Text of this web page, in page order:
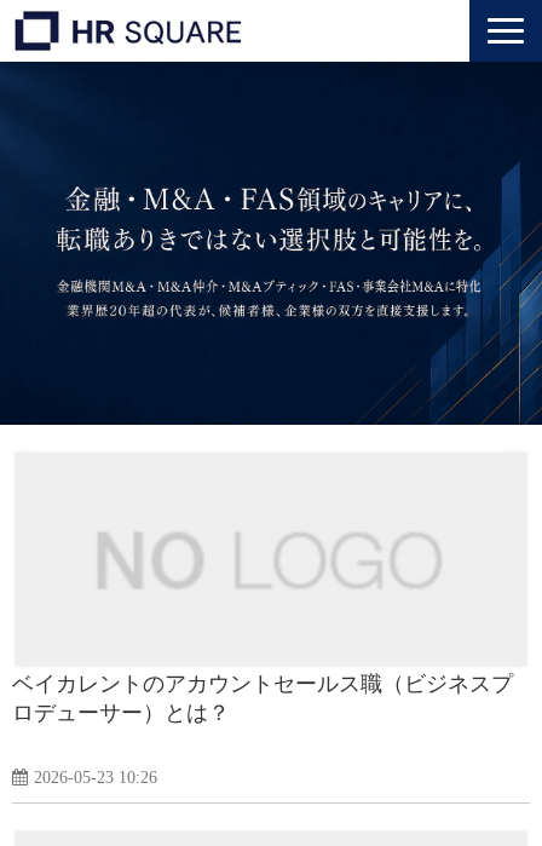
人材業界転職
インタビュー
ベイカレントのアカウントセールス職（ビジネスプ
ロデューサー）とは？
2026-05-23 10:26